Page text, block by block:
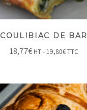
COULIBIAC DE BAR
18,77€ HT - 19,80€TTC